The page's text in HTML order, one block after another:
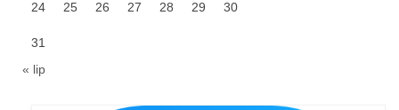
Bierzmowanie 27.11.2023
24 25 26 27 28 29 30
31
« lip